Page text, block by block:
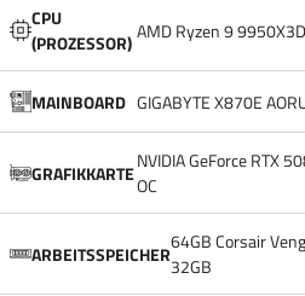
CPU
(PROZESSOR)AMD Ryzen 9
MAINBOARD GIGABYTE X870E
GRAFIKKARTENVIDIA GeForce RTX
OC
ARBEITSSPEICHER64GB Corsair
32GB